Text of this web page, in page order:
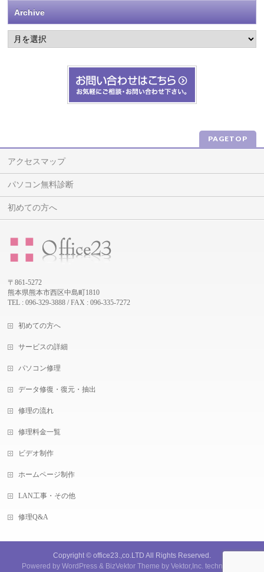
Archive
Archive
PAGETOP
アクセスマップ
パソコン無料診断
初めての方へ
〒861-5272
熊本県熊本市西区中島町1810
TEL : 096-329-3888 / FAX : 096-335-7272
初めての方へ
サービスの詳細
パソコン修理
データ修復・復元・抽出
修理の流れ
修理料金一覧
ビデオ制作
ホームページ制作
LAN工事・その他
修理Q&A
Copyright © office23.,co.LTD All Rights Reserved.
Powered byWordPress & BizVektor Theme byVektor,Inc. technology.